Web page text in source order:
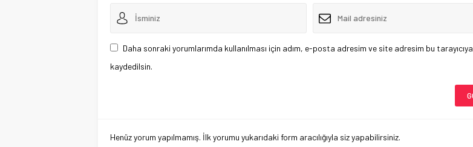
Daha sonraki yorumlarımda kullanılması için adım, e-posta adresim ve site adresim bu tarayıcıya
kaydedilsin.
Henüz yorum yapılmamış. İlk yorumu yukarıdaki form aracılığıyla siz yapabilirsiniz.